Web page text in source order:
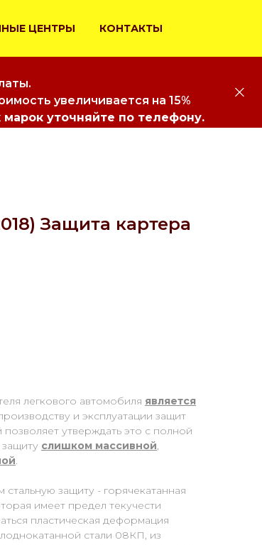
ЦЕНТРЫ КОНТАКТЫ
увеличивается на 15%
уточняйте по телефону.
Защита картера
легкового автомобиля является
и эксплуатации защит
утверждать это с полной
слишком массивной,
.
защиту - горячекатанная
имеет предел текучести
пластическая деформация
стали 08КП, из